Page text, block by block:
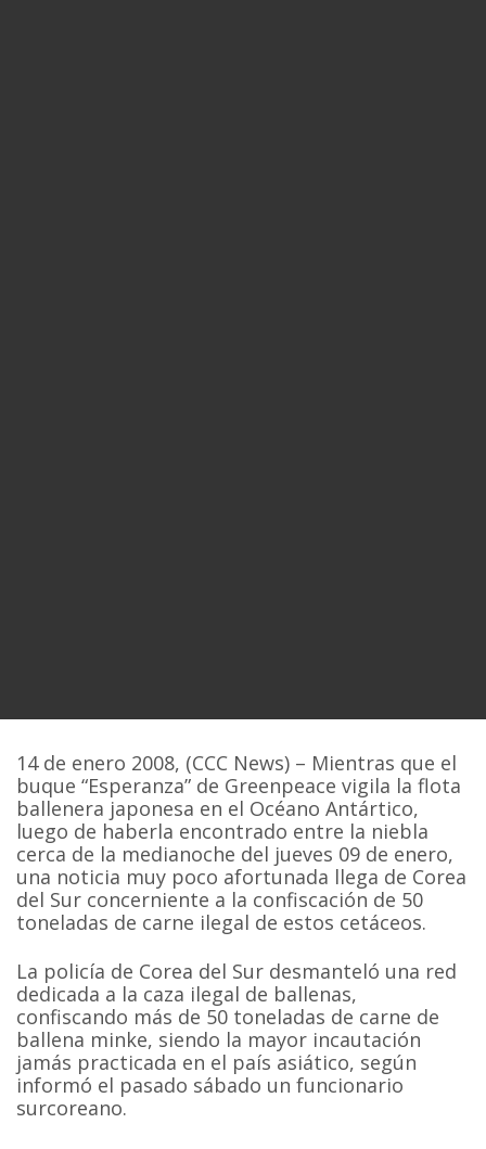
14 de enero 2008, (CCC News) – Mientras que el
buque “Esperanza” de Greenpeace vigila la flota
ballenera japonesa en el Océano Antártico,
luego de haberla encontrado entre la niebla
cerca de la medianoche del jueves 09 de enero,
una noticia muy poco afortunada llega de Corea
del Sur concerniente a la confiscación de 50
toneladas de carne ilegal de estos cetáceos.
La policía de Corea del Sur desmanteló una red
dedicada a la caza ilegal de ballenas,
confiscando más de 50 toneladas de carne de
ballena minke, siendo la mayor incautación
jamás practicada en el país asiático, según
informó el pasado sábado un funcionario
surcoreano.